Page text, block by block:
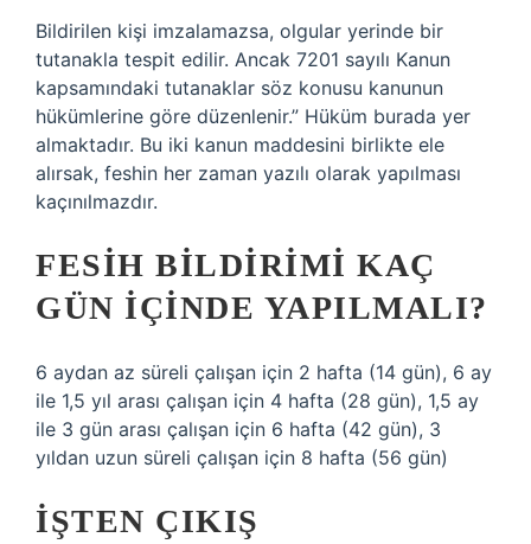
Bildirilen kişi imzalamazsa, olgular yerinde bir
tutanakla tespit edilir. Ancak 7201 sayılı Kanun
kapsamındaki tutanaklar söz konusu kanunun
hükümlerine göre düzenlenir.” Hüküm burada yer
almaktadır. Bu iki kanun maddesini birlikte ele
alırsak, feshin her zaman yazılı olarak yapılması
kaçınılmazdır.
FESIH BILDIRIMI KAÇ
GÜN IÇINDE YAPILMALI?
6 aydan az süreli çalışan için 2 hafta (14 gün), 6 ay
ile 1,5 yıl arası çalışan için 4 hafta (28 gün), 1,5 ay
ile 3 gün arası çalışan için 6 hafta (42 gün), 3
yıldan uzun süreli çalışan için 8 hafta (56 gün)
İŞTEN ÇIKIŞ